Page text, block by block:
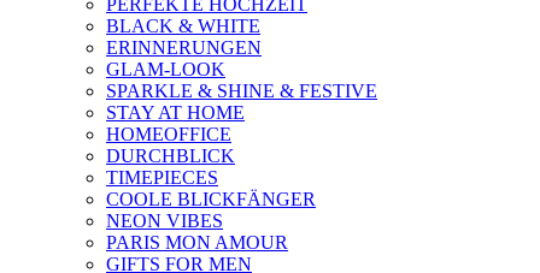
PERFEKTE HOCHZEIT
BLACK & WHITE
ERINNERUNGEN
GLAM-LOOK
SPARKLE & SHINE & FESTIVE
STAY AT HOME
HOMEOFFICE
DURCHBLICK
TIMEPIECES
COOLE BLICKFÄNGER
NEON VIBES
PARIS MON AMOUR
GIFTS FOR MEN